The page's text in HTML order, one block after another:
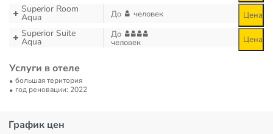
Superior Room
Aqua До человек Цена
Superior Suite
Aqua
До
человек Цена
Услуги в отеле
большая територия
год реновации: 2022
График цен